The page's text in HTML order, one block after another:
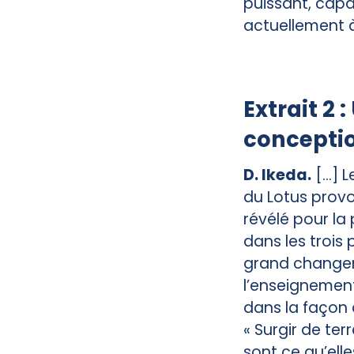
actuellement
Extrait 2
D. Ikeda.[...]
du Lotus
révélé pour la
dans les trois
grand
dans la façon
« Surgir de